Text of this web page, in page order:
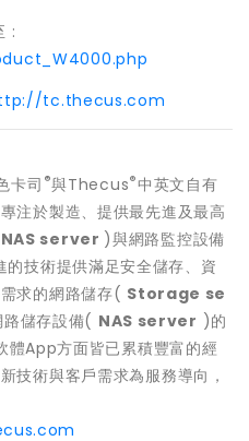
:
tc.thecus.com
卡司 ®與Thecus®中英文自有
注於製造、提供最先進及最高
NAS server )與網路監控設備
的技術提供滿足安全儲存、資
求的網路儲存( Storage se
儲存設備( NAS server )的
體App方面皆已累積豐富的經
技術與客戶需求為服務導向，